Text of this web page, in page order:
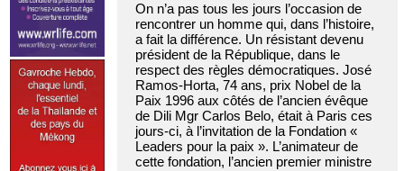
On n’a pas tous les jours l’occasion de
rencontrer un homme qui, dans l’histoire,
a fait la différence. Un résistant devenu
président de la République, dans le
respect des règles démocratiques. José
Ramos-Horta, 74 ans, prix Nobel de la
Paix 1996 aux côtés de l’ancien évêque
de Dili Mgr Carlos Belo, était à Paris ces
jours-ci, à l’invitation de la Fondation «
Leaders pour la paix ». L’animateur de
cette fondation, l’ancien premier ministre